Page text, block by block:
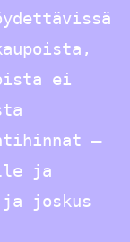
ei
–
ja
joskus